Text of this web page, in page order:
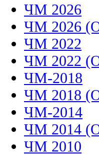
ЧМ 2026
ЧМ 2026
ЧМ 2022
ЧМ 2022
ЧМ-2018
ЧМ 2018
ЧМ-2014
ЧМ 2014
ЧМ 2010